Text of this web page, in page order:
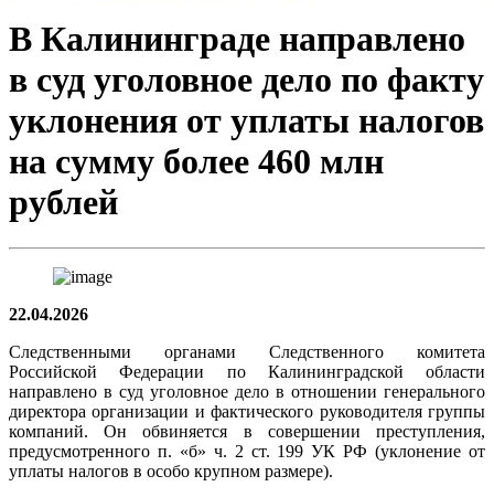
В Калининграде направлено
в суд уголовное дело по факту
уклонения от уплаты налогов
на сумму более 460 млн
рублей
22.04.2026
Следственными органами Следственного комитета
Российской Федерации по Калининградской области
направлено в суд уголовное дело в отношении генерального
директора организации и фактического руководителя группы
компаний. Он обвиняется в совершении преступления,
предусмотренного п. «б» ч. 2 ст. 199 УК РФ (уклонение от
уплаты налогов в особо крупном размере).